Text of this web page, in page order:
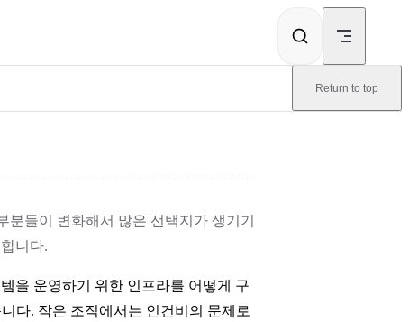
Return to top
들이 변화해서 많은 선택지가 생기기
니다.
을 운영하기 위한 인프라를 어떻게 구
다. 작은 조직에서는 인건비의 문제로